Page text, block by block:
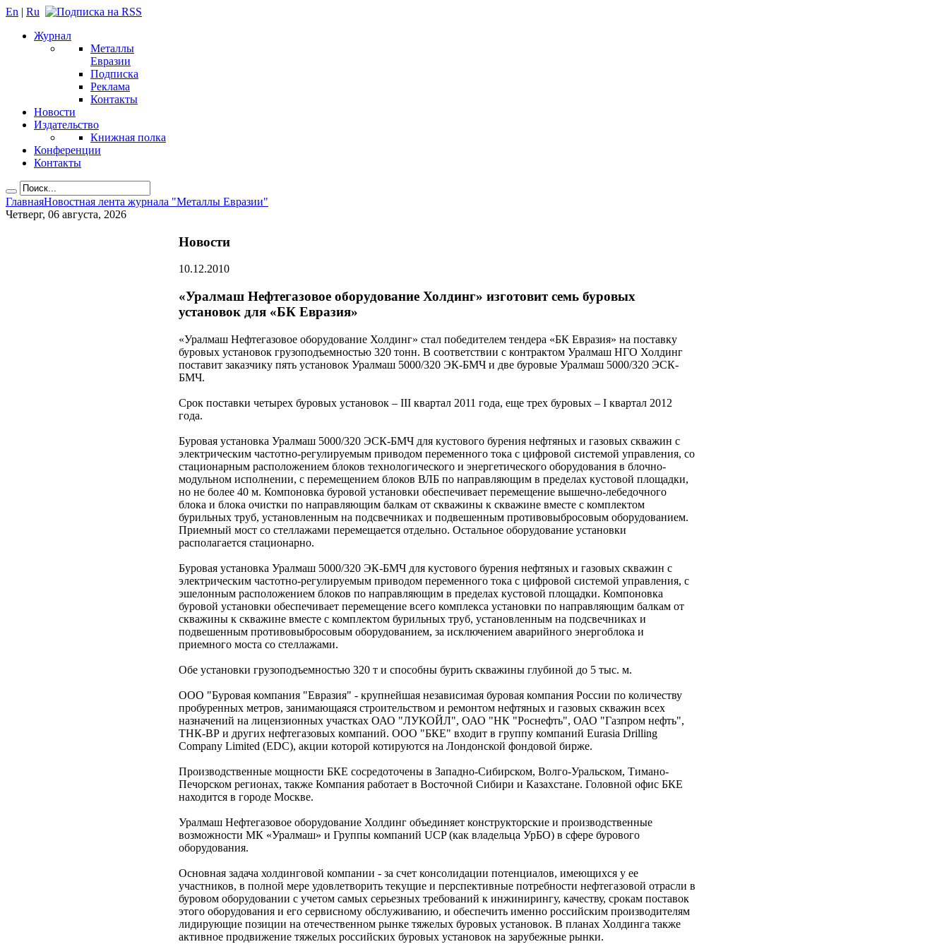
En | Ru
Журнал
Металлы
Евразии
Подписка
Реклама
Контакты
Новости
Издательство
Книжная полка
Конференции
Контакты
ГлавнаяНовостная лента журнала "Металлы Евразии"
Четверг, 06 августа, 2026
Новости
10.12.2010
«Уралмаш Нефтегазовое оборудование Холдинг» изготовит семь буровых
установок для «БК Евразия»
«Уралмаш Нефтегазовое оборудование Холдинг» стал победителем тендера «БК Евразия» на поставку
буровых установок грузоподъемностью 320 тонн. В соответствии с контрактом Уралмаш НГО Холдинг
поставит заказчику пять установок Уралмаш 5000/320 ЭК-БМЧ и две буровые Уралмаш 5000/320 ЭСК-
БМЧ.
Срок поставки четырех буровых установок – III квартал 2011 года, еще трех буровых – I квартал 2012
года.
Буровая установка Уралмаш 5000/320 ЭСК-БМЧ для кустового бурения нефтяных и газовых скважин с
электрическим частотно-регулируемым приводом переменного тока с цифровой системой управления, со
стационарным расположением блоков технологического и энергетического оборудования в блочно-
модульном исполнении, с перемещением блоков ВЛБ по направляющим в пределах кустовой площадки,
но не более 40 м. Компоновка буровой установки обеспечивает перемещение вышечно-лебедочного
блока и блока очистки по направляющим балкам от скважины к скважине вместе с комплектом
бурильных труб, установленным на подсвечниках и подвешенным противовыбросовым оборудованием.
Приемный мост со стеллажами перемещается отдельно. Остальное оборудование установки
располагается стационарно.
Буровая установка Уралмаш 5000/320 ЭК-БМЧ для кустового бурения нефтяных и газовых скважин с
электрическим частотно-регулируемым приводом переменного тока с цифровой системой управления, с
эшелонным расположением блоков по направляющим в пределах кустовой площадки. Компоновка
буровой установки обеспечивает перемещение всего комплекса установки по направляющим балкам от
скважины к скважине вместе с комплектом бурильных труб, установленным на подсвечниках и
подвешенным противовыбросовым оборудованием, за исключением аварийного энергоблока и
приемного моста со стеллажами.
Обе установки грузоподъемностью 320 т и способны бурить скважины глубиной до 5 тыс. м.
ООО "Буровая компания "Евразия" - крупнейшая независимая буровая компания России по количеству
пробуренных метров, занимающаяся строительством и ремонтом нефтяных и газовых скважин всех
назначений на лицензионных участках ОАО "ЛУКОЙЛ", ОАО "НК "Роснефть", ОАО "Газпром нефть",
ТНК-ВР и других нефтегазовых компаний. ООО "БКЕ" входит в группу компаний Eurasia Drilling
Company Limited (EDC), акции которой котируются на Лондонской фондовой бирже.
Производственные мощности БКЕ сосредоточены в Западно-Сибирском, Волго-Уральском, Тимано-
Печорском регионах, также Компания работает в Восточной Сибири и Казахстане. Головной офис БКЕ
находится в городе Москве.
Уралмаш Нефтегазовое оборудование Холдинг объединяет конструкторские и производственные
возможности МК «Уралмаш» и Группы компаний UCP (как владельца УрБО) в сфере бурового
оборудования.
Основная задача холдинговой компании - за счет консолидации потенциалов, имеющихся у ее
участников, в полной мере удовлетворить текущие и перспективные потребности нефтегазовой отрасли в
буровом оборудовании с учетом самых серьезных требований к инжинирингу, качеству, срокам поставок
этого оборудования и его сервисному обслуживанию, и обеспечить именно российским производителям
лидирующие позиции на отечественном рынке тяжелых буровых установок. В планах Холдинга также
активное продвижение тяжелых российских буровых установок на зарубежные рынки.